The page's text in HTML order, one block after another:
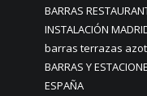
BARRAS
INSTALACIÓN
barras terrazas
BARRAS Y
ESPAÑA